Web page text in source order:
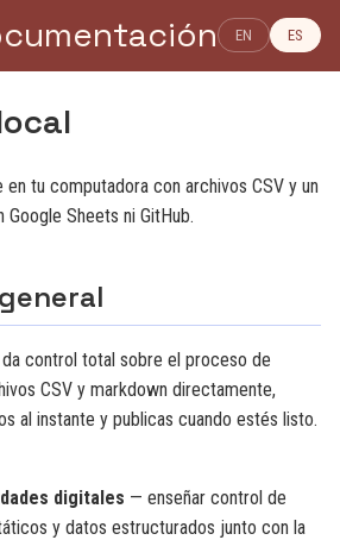
EN ES
tu computadora con archivos CSV y un
Sheets ni GitHub.
control total sobre el proceso de
CSV y markdown directamente,
al instante y publicas cuando estés listo.
digitales — enseñar control de
y datos estructurados junto con la